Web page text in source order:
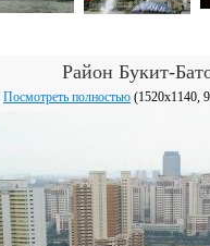
Район Букит-
Посмотреть полностью (1520х1140,